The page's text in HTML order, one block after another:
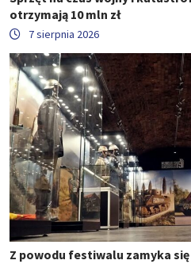
otrzymają 10 mln zł
7 sierpnia 2026
Z powodu festiwalu zamyka